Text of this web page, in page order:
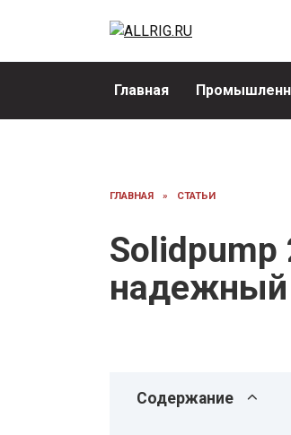
Главная
ГЛАВНАЯ » СТАТЬИ
надежный
Содержание